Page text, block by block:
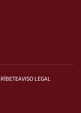
AVISO LEGAL